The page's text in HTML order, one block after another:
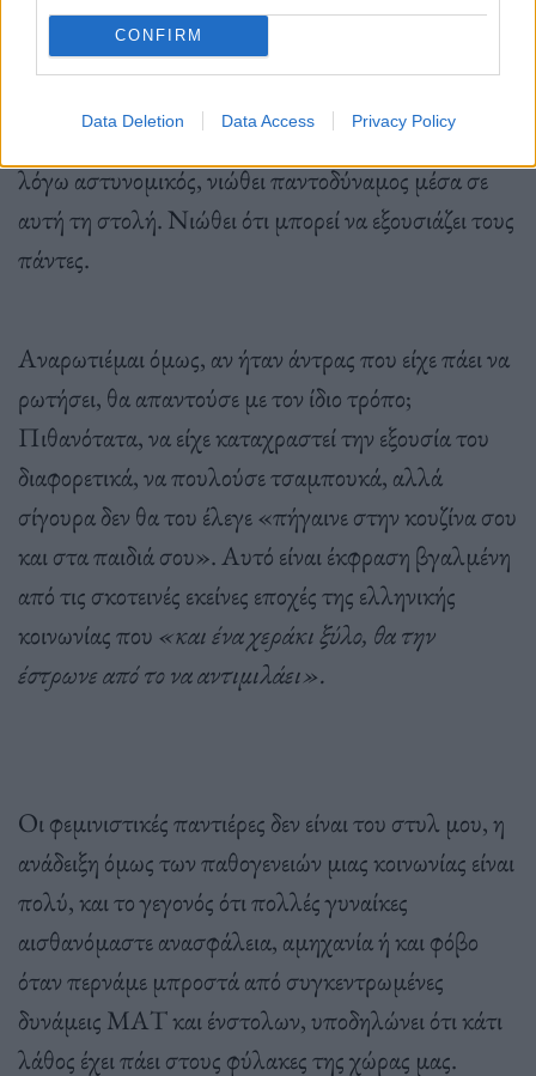
CONFIRM
Data Deletion Data Access Privacy Policy
Υ.Γ.: Και για να προλάβω αντιδράσεις του στυλ
συγκεκριμενοποιείς στον σεξισμό;»
: Σίγουρα ο εν
λόγω αστυνομικός, νιώθει παντοδύναμος μέσα σε
αυτή τη στολή. Νιώθει ότι μπορεί να εξουσιάζει τους
πάντες.
Αναρωτιέμαι όμως, αν ήταν άντρας που είχε πάει να
ρωτήσει, θα απαντούσε με τον ίδιο τρόπο;
Πιθανότατα, να είχε καταχραστεί την εξουσία του
διαφορετικά, να πουλούσε τσαμπουκά, αλλά
σίγουρα δεν θα του έλεγε «πήγαινε στην κουζίνα σου
και στα παιδιά σου». Αυτό είναι έκφραση βγαλμένη
από τις σκοτεινές εκείνες εποχές της ελληνικής
κοινωνίας που «και ένα χεράκι ξύλο, θα την
έστρωνε από το να αντιμιλάει».
Οι φεμινιστικές παντιέρες δεν είναι του στυλ μου, η
ανάδειξη όμως των παθογενειών μιας κοινωνίας είναι
πολύ, και το γεγονός ότι πολλές γυναίκες
αισθανόμαστε ανασφάλεια, αμηχανία ή και φόβο
όταν περνάμε μπροστά από συγκεντρωμένες
δυνάμεις ΜΑΤ και ένστολων, υποδηλώνει ότι κάτι
λάθος έχει πάει στους φύλακες της χώρας μας.